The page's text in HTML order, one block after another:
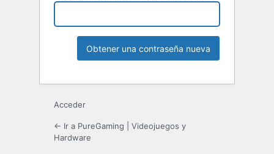
Acceder
← Ir a PureGaming | Videojuegos y
Hardware